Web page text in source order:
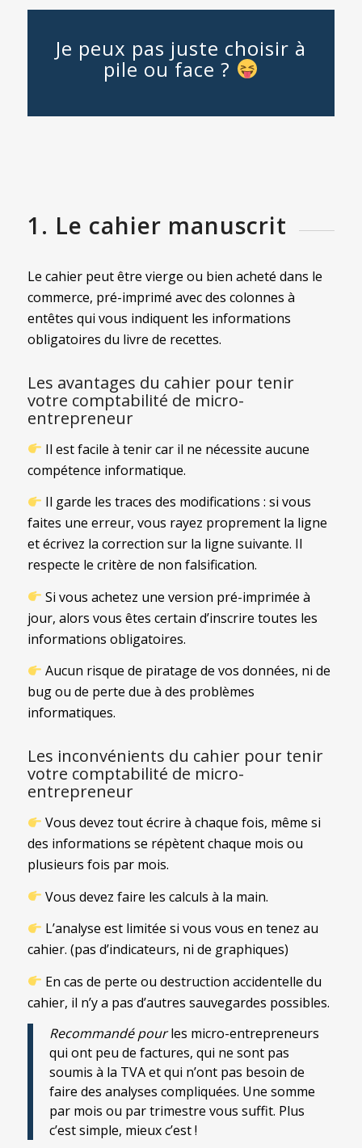
Je peux pas juste choisir à
pile ou face ?
1. Le cahier manuscrit
Le cahier peut être vierge ou bien acheté dans le
commerce, pré-imprimé avec des colonnes à
entêtes qui vous indiquent les informations
obligatoires du livre de recettes.
Les avantages du cahier pour tenir
votre comptabilité de micro-
entrepreneur
Il est facile à tenir car il ne nécessite aucune
compétence informatique.
Il garde les traces des modifications : si vous
faites une erreur, vous rayez proprement la ligne
et écrivez la correction sur la ligne suivante. Il
respecte le critère de non falsification.
Si vous achetez une version pré-imprimée à
jour, alors vous êtes certain d’inscrire toutes les
informations obligatoires.
Aucun risque de piratage de vos données, ni de
bug ou de perte due à des problèmes
informatiques.
Les inconvénients du cahier pour tenir
votre comptabilité de micro-
entrepreneur
Vous devez tout écrire à chaque fois, même si
des informations se répètent chaque mois ou
plusieurs fois par mois.
Vous devez faire les calculs à la main.
L’analyse est limitée si vous vous en tenez au
cahier. (pas d’indicateurs, ni de graphiques)
En cas de perte ou destruction accidentelle du
cahier, il n’y a pas d’autres sauvegardes possibles.
Recommandé pourles micro-entrepreneurs
qui ont peu de factures, qui ne sont pas
soumis à la TVA et qui n’ont pas besoin de
faire des analyses compliquées. Une somme
par mois ou par trimestre vous suffit. Plus
c’est simple, mieux c’est !